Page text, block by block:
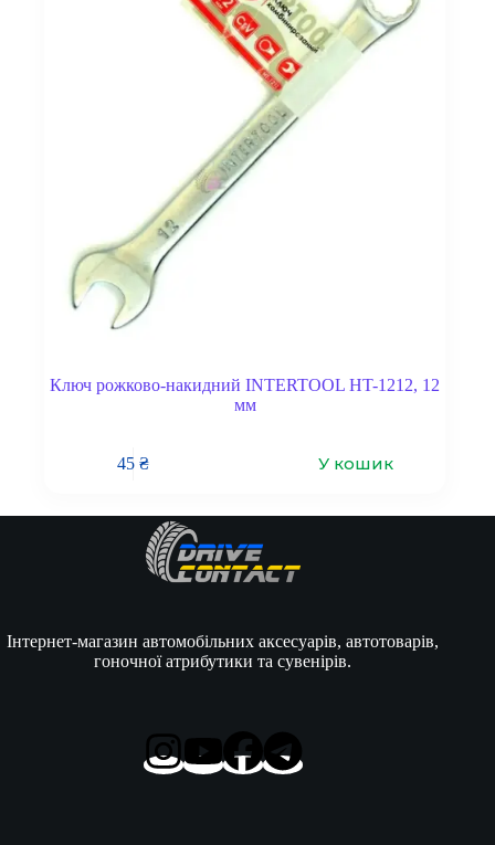
Ключ рожково-накидний INTERTOOL HT-1212, 12
мм
45₴ У кошик
Інтернет-магазин автомобільних аксесуарів, автотоварів,
гоночної атрибутики та сувенірів.